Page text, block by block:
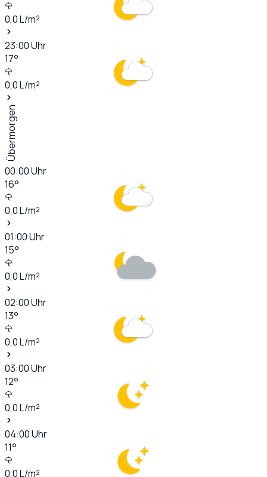
0,0L/m²
23:00Uhr
17°
0,0L/m²
Übermorgen
00:00Uhr
16°
0,0L/m²
01:00Uhr
15°
0,0L/m²
02:00Uhr
13°
0,0L/m²
03:00Uhr
12°
0,0L/m²
04:00Uhr
11°
0,0L/m²